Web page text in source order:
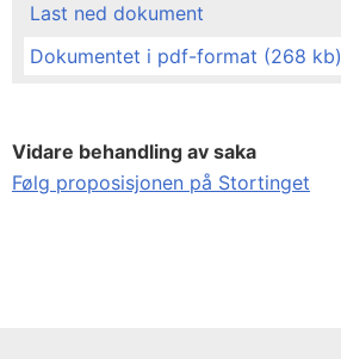
Last ned dokument
Dokumentet i pdf-format (268 kb)
Vidare behandling av saka
Følg proposisjonen på Stortinget